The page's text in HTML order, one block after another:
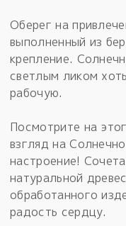
Оберег на
выполненный из
крепление.
светлым ликом
рабочую.
Посмотрите на
взгляд на
настроение!
натуральной
обработанного
радость сердцу.